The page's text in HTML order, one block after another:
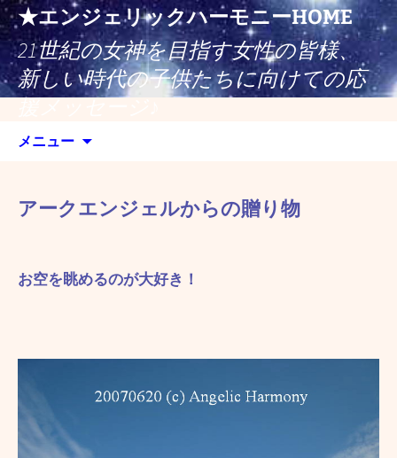
コ
ン
テ
ン
ツ
★エンジェリックハーモニーHOME
21世紀の女神を目指す女性の皆様、
新しい時代の子供たちに向けての応
援メッセージ♪
メニュー
アークエンジェルからの贈り物
お空を眺めるのが大好き！